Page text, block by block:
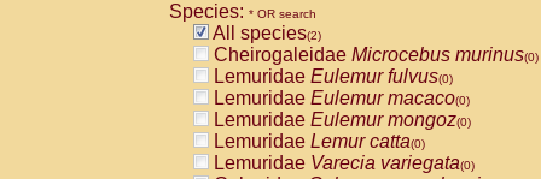
Species: * OR search
All species(2)
Cheirogaleidae Microcebus murinus(0)
Lemuridae Eulemur fulvus(0)
Lemuridae Eulemur macaco(0)
Lemuridae Eulemur mongoz(0)
Lemuridae Lemur catta(0)
Lemuridae Varecia variegata(0)